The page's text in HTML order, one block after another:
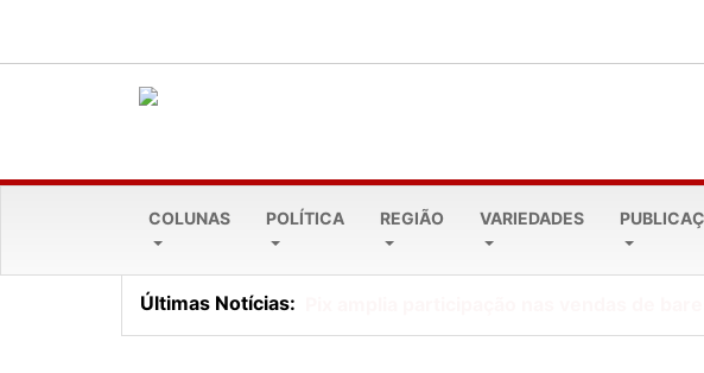
COLUNAS POLÍTICA REGIÃO VARIEDADES
Últimas Notícias: